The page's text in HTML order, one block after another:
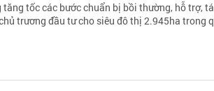
tăng tốc các bước chuẩn bị bồi thường, hỗ trợ,
trương đầu tư cho siêu đô thị 2.945ha trong